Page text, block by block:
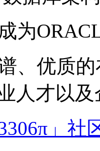
为
、优质
人才以
3306π」社